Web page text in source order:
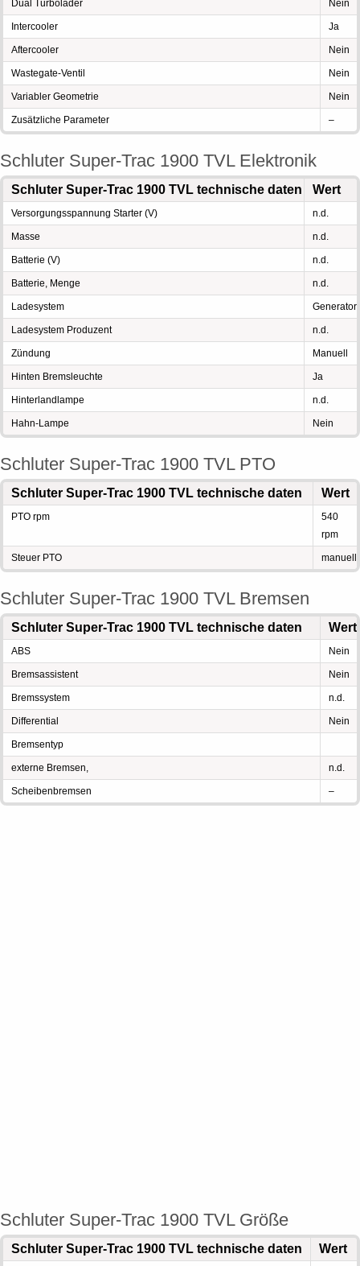
Dual Turbolader Nein
Intercooler Ja
Aftercooler Nein
Wastegate-Ventil Nein
Variabler Geometrie Nein
Zusätzliche Parameter –
Schluter Super-Trac 1900 TVL Elektronik
Schluter Super-Trac 1900 TVL technische daten Wert
Versorgungsspannung Starter (V) n.d.
Masse n.d.
Batterie (V) n.d.
Batterie, Menge n.d.
Ladesystem Generator
Ladesystem Produzent n.d.
Zündung Manuell
Hinten Bremsleuchte Ja
Hinterlandlampe n.d.
Hahn-Lampe Nein
Schluter Super-Trac 1900 TVL PTO
Schluter Super-Trac 1900 TVL technische daten Wert
PTO rpm
540
rpm
Steuer PTO manuell
Schluter Super-Trac 1900 TVL Bremsen
Schluter Super-Trac 1900 TVL technische daten Wert
ABS Nein
Bremsassistent Nein
Bremssystem n.d.
Differential Nein
Bremsentyp
externe Bremsen, n.d.
Scheibenbremsen –
Schluter Super-Trac 1900 TVL Größe
Schluter Super-Trac 1900 TVL technische daten Wert